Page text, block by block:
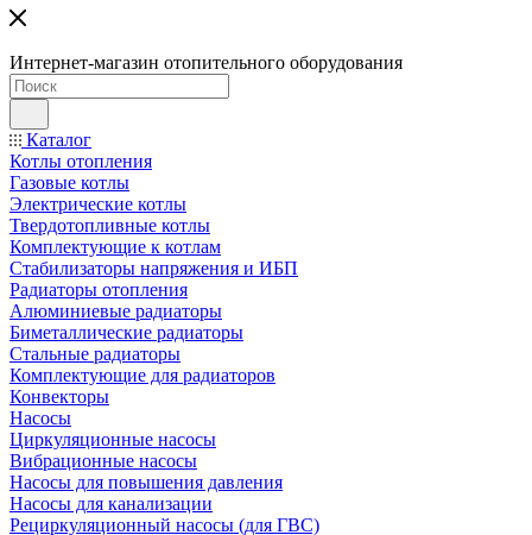
Интернет-магазин отопительного оборудования
Каталог
Котлы отопления
Газовые котлы
Электрические котлы
Твердотопливные котлы
Комплектующие к котлам
Стабилизаторы напряжения и ИБП
Радиаторы отопления
Алюминиевые радиаторы
Биметаллические радиаторы
Стальные радиаторы
Комплектующие для радиаторов
Конвекторы
Насосы
Циркуляционные насосы
Вибрационные насосы
Насосы для повышения давления
Насосы для канализации
Рециркуляционный насосы (для ГВС)